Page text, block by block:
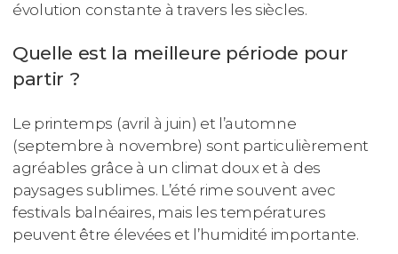
évolution constante à travers les siècles.
Quelle est la meilleure période pour
partir ?
Le printemps (avril à juin) et l’automne
(septembre à novembre) sont particulièrement
agréables grâce à un climat doux et à des
paysages sublimes. L’été rime souvent avec
festivals balnéaires, mais les températures
peuvent être élevées et l’humidité importante.